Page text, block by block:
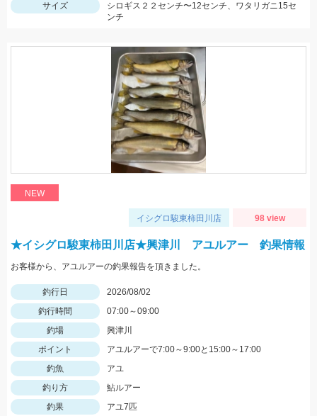
サイズ
シロギス２２センチ〜12センチ、ワタリガニ15セ
ンチ
NEW
イシグロ駿東柿田川店 98 view
★イシグロ駿東柿田川店★興津川 アユルアー 釣果情報
お客様から、アユルアーの釣果報告を頂きました。
釣行日
2026/08/02
釣行時間
07:00～09:00
釣場
興津川
ポイント
アユルアーで7:00～9:00と15:00～17:00
釣魚
アユ
釣り方
鮎ルアー
釣果
アユ7匹